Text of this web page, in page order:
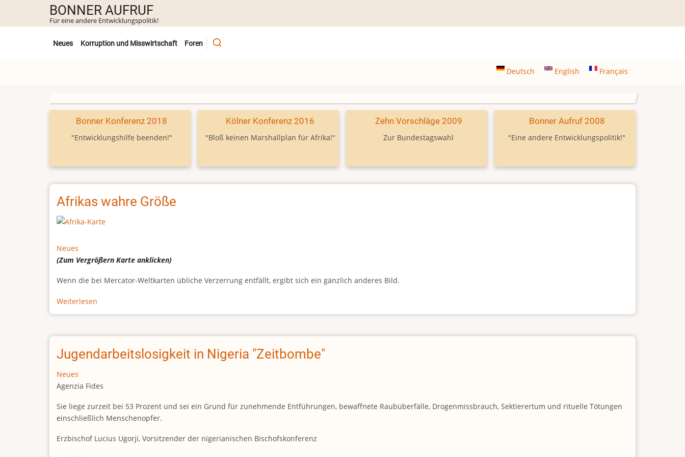
Inhalt
BONNER AUFRUF
Für eine andere Entwicklungspolitik!
Untermenü
Neues Korruption und Misswirtschaft Foren
Deutsch English Français
Bonner Konferenz 2018
"Entwicklungshilfe beenden!"
Kölner Konferenz 2016
"Bloß keinen Marshallplan für Afrika!"
Zehn Vorschläge 2009
Zur Bundestagswahl
Bonner Aufruf 2008
"Eine andere Entwicklungspolitik!"
Afrikas wahre Größe
Neues
(Zum VergrößernKarte anklicken)
Wenn die bei Mercator-Weltkarten übliche Verzerrung entfällt, ergibt sich ein gänzlich anderes Bild.
Weiterlesen
Afrikas
Größe
Jugendarbeitslosigkeit in Nigeria "Zeitbombe"
Neues
Agenzia Fides
Sie liege zurzeit bei 53 Prozent und sei ein Grund für zunehmende Entführungen, bewaffnete Raubüberfälle, Drogenmissbrauch, Sektierertum und rituelle Tötungen
einschließlich Menschenopfer.
Erzbischof Lucius Ugorji, Vorsitzender der nigerianischen Bischofskonferenz